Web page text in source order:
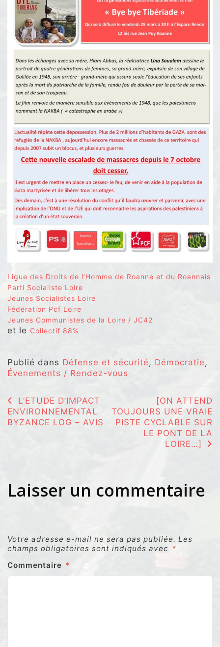
Ligue des Droits de l’Homme de Roanne et du Roannais
Parti Socialiste Loire
Jeunes Socialistes Loire
Féderation Pcf Loire
Jeunes Communistes de la Loire / JC42
et le Collectif 88%
Publié dans Défense et sécurité, Démocratie,
Évenements / Rendez-vous
Navigation
de
L’ETUDE D’IMPACT
ENVIRONNEMENTAL
BYZANCE LOG – AVIS
[ON ATTEND
TOUJOURS UNE VRAIE
PISTE CYCLABLE SUR
LE PONT DE LA
LOIRE…]
Laisser un commentaire
Votre adresse e-mail ne sera pas publiée. Les
champs obligatoires sont indiqués avec *
Commentaire *